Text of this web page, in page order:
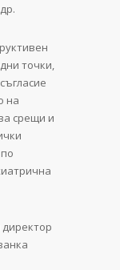
точки,
на
срещи и